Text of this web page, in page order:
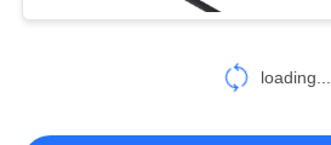
loading...